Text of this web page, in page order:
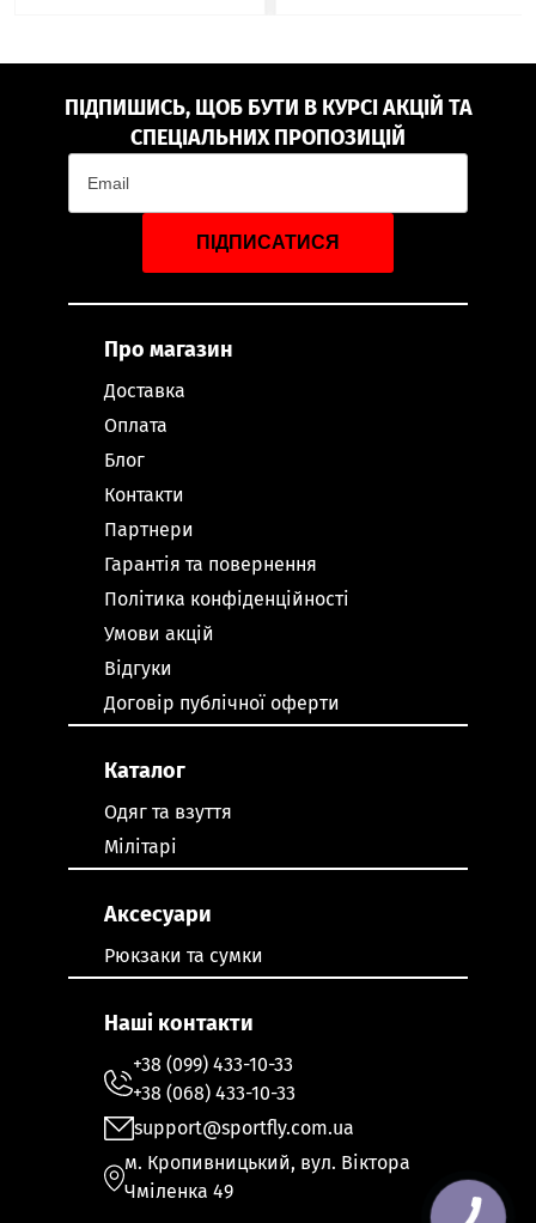
ПІДПИШИСЬ, ЩОБ БУТИ В КУРСІ АКЦІЙ ТА
СПЕЦІАЛЬНИХ ПРОПОЗИЦІЙ
ПІДПИСАТИСЯ
Про магазин
Доставка
Оплата
Блог
Контакти
Партнери
Гарантія та повернення
Політика конфіденційності
Умови акцій
Відгуки
Договір публічної оферти
Каталог
Одяг та взуття
Мілітарі
Аксесуари
Рюкзаки та сумки
Наші контакти
+38 (099) 433-10-33
+38 (068) 433-10-33
support@sportfly.com.ua
м. Кропивницький, вул. Віктора
Чміленка 49